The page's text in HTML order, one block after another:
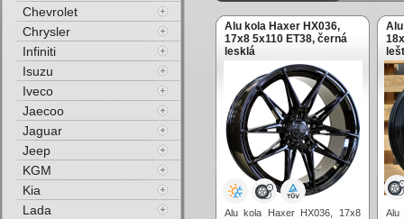
Alu kola Haxer HX036,
17x8 5x110 ET38, černá
lesklá
Alu kola Haxer HX036, 17x8
Alu
Chevrolet
Chrysler
Infiniti
Isuzu
Iveco
Jaecoo
Jaguar
Jeep
KGM
Kia
Lada